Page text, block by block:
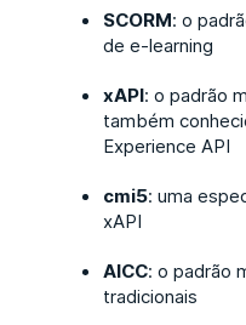
SCORM: o
de e-learning
xAPI: o padrão
também
Experience API
cmi5: uma
xAPI
AICC: o padrão
tradicionais